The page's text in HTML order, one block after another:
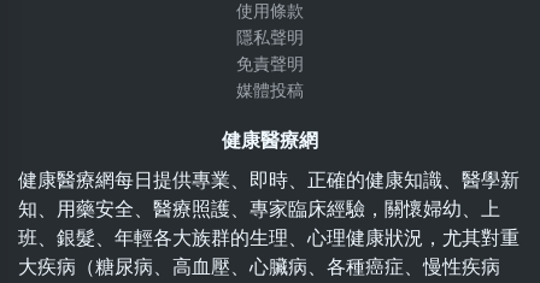
使用條款
隱私聲明
免責聲明
媒體投稿
健康醫療網
健康醫療網每日提供專業、即時、正確的健康知識、醫學新
知、用藥安全、醫療照護、專家臨床經驗，關懷婦幼、上
班、銀髮、年輕各大族群的生理、心理健康狀況，尤其對重
大疾病（糖尿病、高血壓、心臟病、各種癌症、慢性疾病